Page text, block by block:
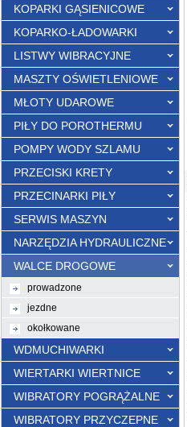
KOPARKI GĄSIENICOWE
KOPARKO-ŁADOWARKI
LISTWY WIBRACYJNE
MASZTY OŚWIETLENIOWE
MŁOTY UDAROWE
PIŁY DO POROTHERMU
POMPY WODY SZLAMU
PRZECISKI KRETY
PRZECINARKI PIŁY
SERWIS MASZYN
NARZĘDZIA HYDRAULICZNE
WALCE DROGOWE
prowadzone
jezdne
okołkowane
WDMUCHIWARKI
WIERTARKI WIERTNICE
WIBRATORY POGRĄŻALNE
WIBRATORY PRZYCZEPNE